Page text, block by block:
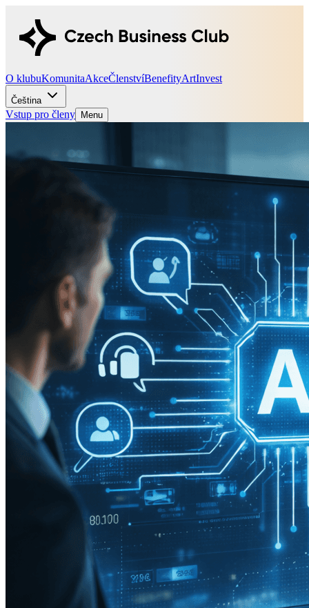
O klubuKomunitaAkceČlenstvíBenefityArtInvest
Čeština
Vstup pro členy Menu